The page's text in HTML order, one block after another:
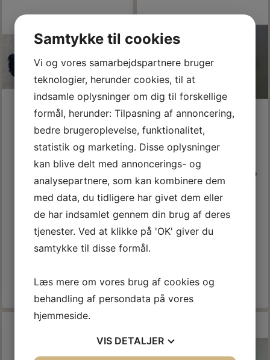
150/28
139,40 DKK m/Moms
111,52 DKKu/Moms)
164,00 DKKm/Moms
Du sparer: 24,60 DKK
Model/varenr.:
Læg i kurv
TACKY TAPE RULLE 15/80
MM.
144,25 DKK
(115,40 DKKu/Moms
288,50 DKKm/Moms
Du sparer:
144,25 DKK
Læg i kurv
Samtykke til cookies
Vi og vores samarbejdspartnere bruger
teknologier, herunder cookies, til at
indsamle oplysninger om dig til forskellige
formål, herunder: Tilpasning af annoncering,
bedre brugeroplevelse, funktionalitet,
statistik og marketing. Disse oplysninger
kan blive delt med annoncerings- og
analysepartnere, som kan kombinere dem
med data, du tidligere har givet dem eller
de har indsamlet gennem din brug af deres
tjenester. Ved at klikke på 'OK' giver du
samtykke til disse formål.
Læs mere om vores brug af cookies og
behandling af persondata på vores
hjemmeside.
VIS DETALJER